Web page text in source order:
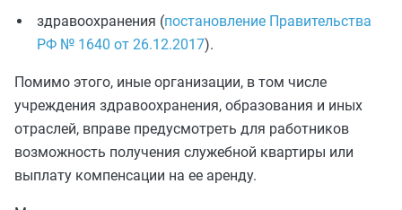
здравоохранения (постановление Правительства
РФ № 1640 от 26.12.2017).
Помимо этого, иные организации, в том числе
учреждения здравоохранения, образования и иных
отраслей, вправе предусмотреть для работников
возможность получения служебной квартиры или
выплату компенсации на ее аренду.